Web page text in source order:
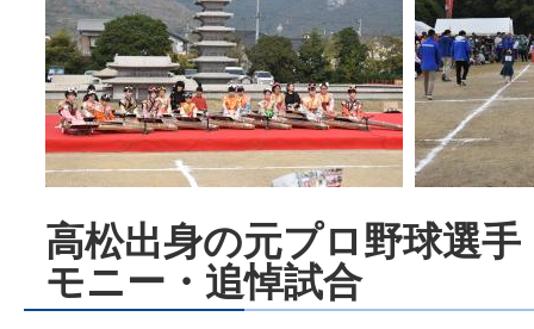
高松出身の元プロ野球選
モニー・追悼試合